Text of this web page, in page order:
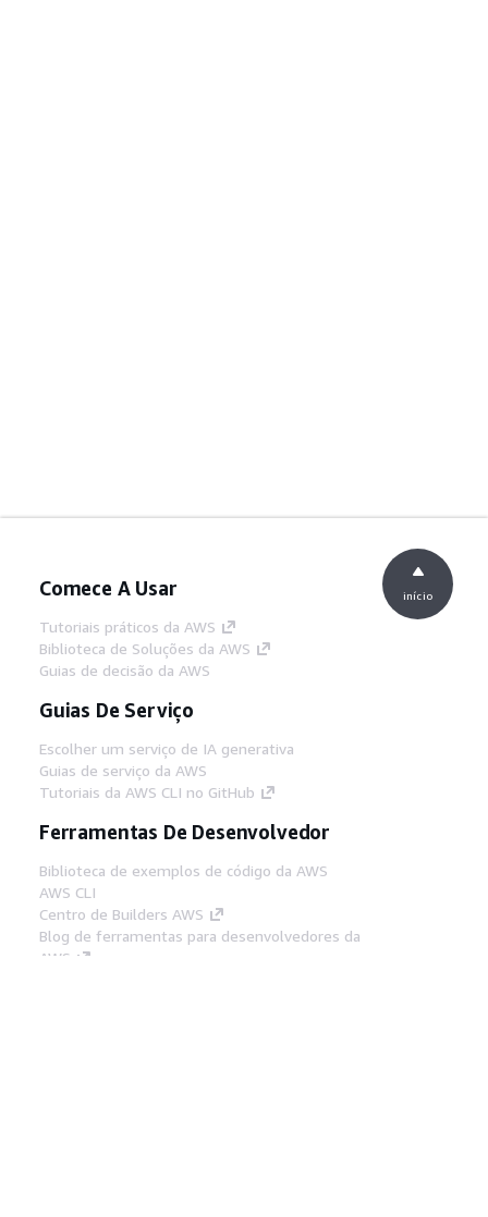
Comece A Usar
Tutoriais práticos da AWS
Biblioteca de Soluções da AWS
Guias de decisão da AWS
Guias De Serviço
Escolher um serviço de IA generativa
Guias de serviço da AWS
Tutoriais da AWS CLI no GitHub
Ferramentas De Desenvolvedor
Biblioteca de exemplos de código da AWS
AWS CLI
Centro de Builders AWS
Blog de ferramentas para desenvolvedores da
AWS
início